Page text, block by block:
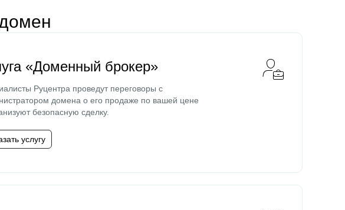
«Доменный брокер»
Руцентра проведут переговоры с
домена о его продаже по вашей цене
безопасную сделку.
услугу